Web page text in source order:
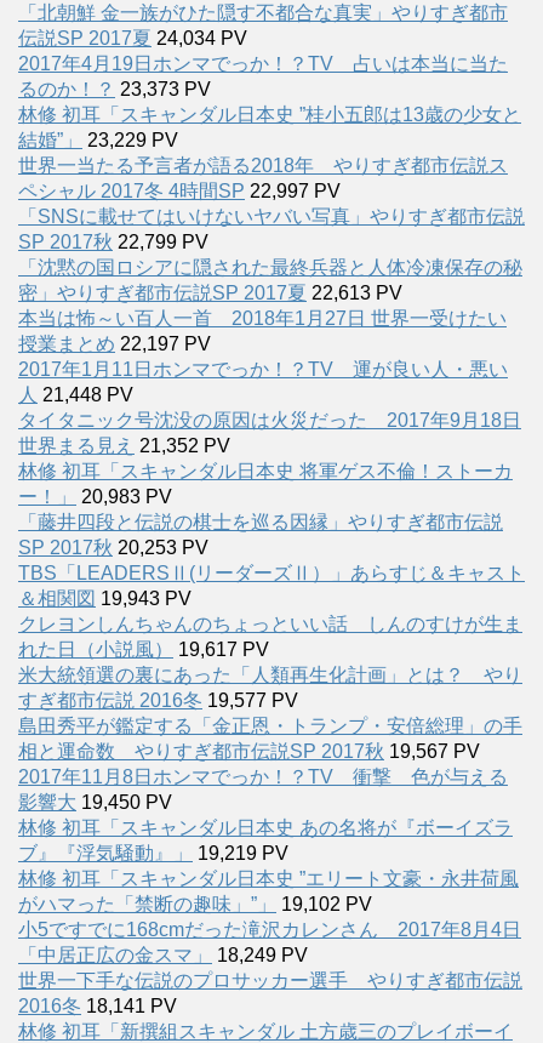
「北朝鮮 金一族がひた隠す不都合な真実」やりすぎ都市
伝説SP 2017夏 24,034 PV
2017年4月19日ホンマでっか！？TV 占いは本当に当た
るのか！？ 23,373 PV
林修 初耳「スキャンダル日本史 ”桂小五郎は13歳の少女と
結婚”」
23,229 PV
世界一当たる予言者が語る2018年 やりすぎ都市伝説ス
ペシャル 2017冬 4時間SP 22,997 PV
「SNSに載せてはいけないヤバい写真」やりすぎ都市伝説
SP 2017秋 22,799 PV
「沈黙の国ロシアに隠された最終兵器と人体冷凍保存の秘
密」やりすぎ都市伝説SP 2017夏 22,613 PV
本当は怖～い百人一首 2018年1月27日 世界一受けたい
授業まとめ 22,197 PV
2017年1月11日ホンマでっか！？TV 運が良い人・悪い
人 21,448 PV
タイタニック号沈没の原因は火災だった 2017年9月18日
世界まる見え 21,352 PV
林修 初耳「スキャンダル日本史 将軍ゲス不倫！ストーカ
ー！」
20,983 PV
「藤井四段と伝説の棋士を巡る因縁」やりすぎ都市伝説
SP 2017秋 20,253 PV
TBS「LEADERSⅡ(リーダーズⅡ）」あらすじ＆キャスト
＆相関図 19,943 PV
クレヨンしんちゃんのちょっといい話 しんのすけが生ま
れた日（小説風）
19,617 PV
米大統領選の裏にあった「人類再生化計画」とは？ やり
すぎ都市伝説 2016冬 19,577 PV
島田秀平が鑑定する「金正恩・トランプ・安倍総理」の手
相と運命数 やりすぎ都市伝説SP 2017秋 19,567 PV
2017年11月8日ホンマでっか！？TV 衝撃 色が与える
影響大 19,450 PV
林修 初耳「スキャンダル日本史 あの名将が『ボーイズラ
ブ』『浮気騒動』」
19,219 PV
林修 初耳「スキャンダル日本史 ”エリート文豪・永井荷風
がハマった「禁断の趣味」”」
19,102 PV
小5ですでに168cmだった滝沢カレンさん 2017年8月4日
「中居正広の金スマ」
18,249 PV
世界一下手な伝説のプロサッカー選手 やりすぎ都市伝説
2016冬 18,141 PV
林修 初耳「新撰組スキャンダル 土方歳三のプレイボーイ